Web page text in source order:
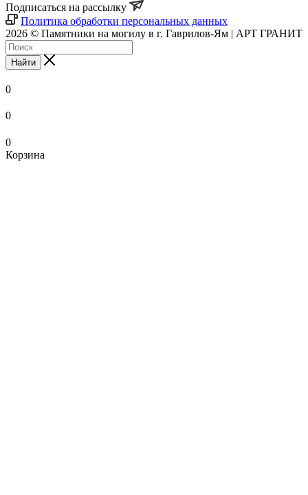
Подписаться на рассылку
Политика обработки персональных данных
2026 © Памятники на могилу в г. Гаврилов-Ям | АРТ ГРАНИТ
Найти
0
0
0
Корзина